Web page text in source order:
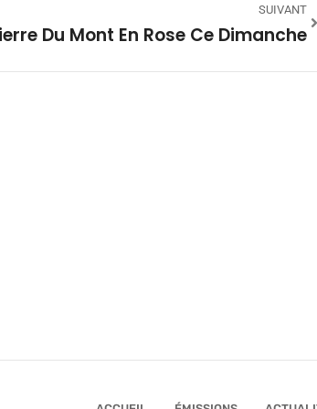
SUIVANT
Du Mont En Rose Ce Dimanche